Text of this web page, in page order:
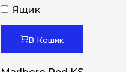
Ящик
В Кошик